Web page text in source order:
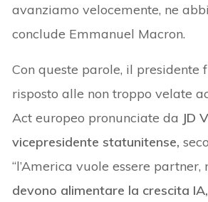
avanziamo velocemente, ne
conclude Emmanuel Macron.
Con queste parole, il presidente
risposto alle non troppo velate
Act europeo pronunciate da JD
vicepresidente statunitense,
“l’America vuole essere partner,
devono alimentare la crescita